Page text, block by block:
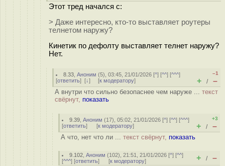
Этот тред начался с:
> Даже интересно, кто-то выставляет роутеры
телнетом наружу?
Кинетик по дефолту выставляет телнет наружу?
Нет.
8.33 ,Аноним (5), 03:45, 21/01/2026 [^] [^^] [^^^]
[ответить] [↓] [к модератору]
–1
+ / –
А внутри что сильно безопаснее чем наруже ... текст
свёрнут, показать
9.39 ,Аноним (17), 05:02, 21/01/2026 [^] [^^] [^^^]
[ответить] [к модератору]
+3
+ / –
А что, нет что ли ... текст свёрнут, показать
9.102 ,Аноним (102), 21:51, 21/01/2026 [^] [^^]
[^^^] [ответить] [к модератору] + / –